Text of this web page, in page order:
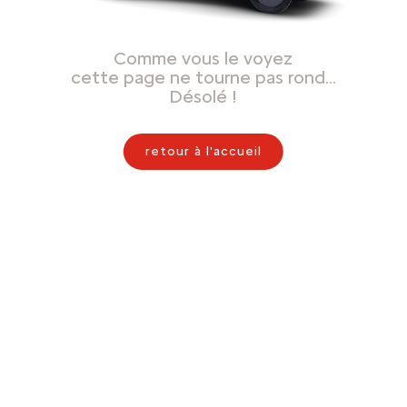
Comme vous le voyez
cette page ne tourne pas rond…
Désolé !
retour à l'accueil